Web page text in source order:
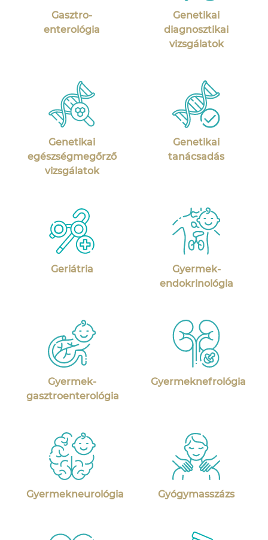
Gasztro­
enterológia
Genetikai
diagnosztikai
vizsgálatok
Genetikai
egészség­megőrző
vizsgálatok
Genetikai
tanácsadás
Geriátria
Gyermek-
endokrinológia
Gyermek-
gasztroenterológia
Gyermeknefrológia
Gyermekneurológia Gyógymasszázs